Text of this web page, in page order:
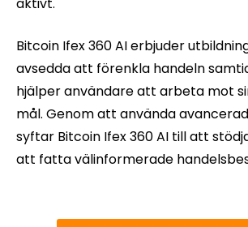
Bitcoin Ifex 360 AI erbjuder
avsedda att förenkla handeln
hjälper användare att arbeta mot
mål. Genom att använda
syftar Bitcoin Ifex 360 AI till att
att fatta välinformerade